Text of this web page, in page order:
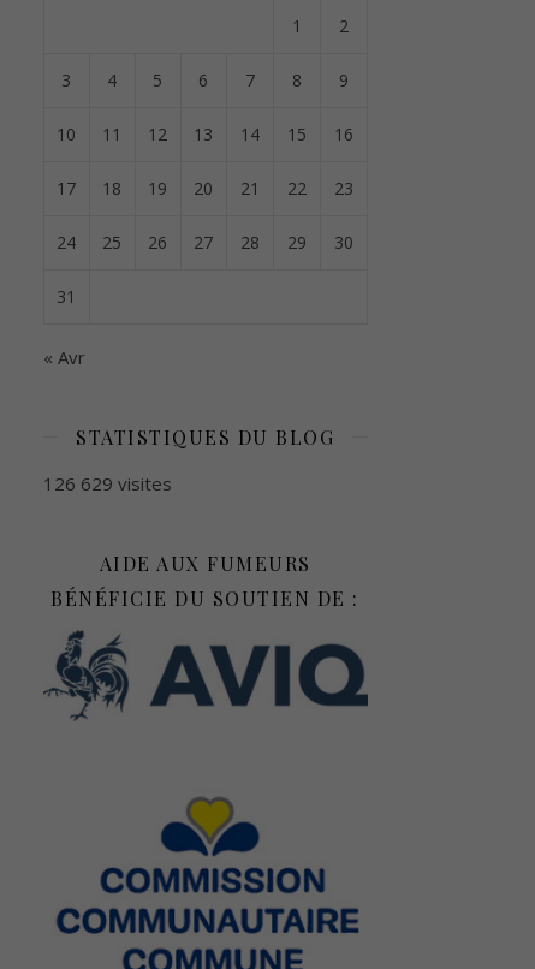
1 2
3 4 5 6 7 8 9
10 11 12 13 14 15 16
17 18 19 20 21 22 23
24 25 26 27 28 29 30
31
« Avr
STATISTIQUES DU BLOG
126 629 visites
AIDE AUX FUMEURS
BÉNÉFICIE DU SOUTIEN DE :